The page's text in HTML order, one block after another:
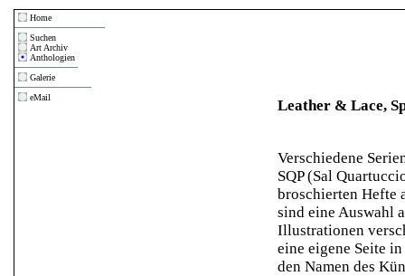
Home
Suchen
Art Archiv
Anthologien
Galerie
eMail
Leather & Lace,
Verschiedene
SQP (Sal
broschierten Hefte
sind eine Auswahl
Illustrationen
eine eigene Seite
den Namen des